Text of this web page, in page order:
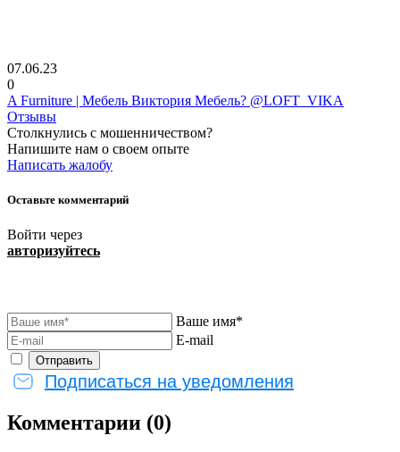
07.06.23
0
A Furniture | Мебель Виктория Мебель? @LOFT_VIKA
Отзывы
Столкнулись с мошенничеством?
Напишите нам о своем опыте
Написать жалобу
Оставьте комментарий
Войти через
авторизуйтесь
Ваше имя*
E-mail
Подписаться на уведомления
Комментарии (0)